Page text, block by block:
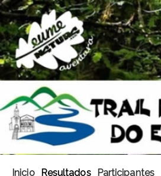
Inicio Resultados Participantes